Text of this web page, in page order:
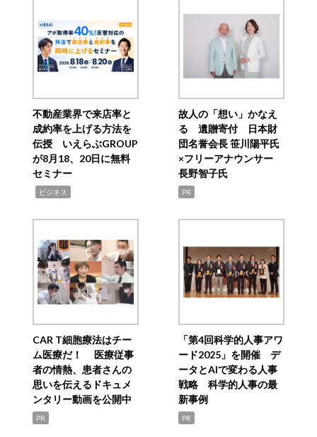
不動産業界で来店率と
成約率を上げる方法を
伝授 いえらぶGROUP
が8月18、20日に無料
セミナー
ビジネス
故人の「想い」かなえ
る 遺贈寄付 日本財
団名誉会長 笹川陽平氏
×フリーアナウンサー
長野智子氏
PR
CAR T細胞療法はチー
ム医療だ！ 医療従事
者の情熱、患者さんの
思いを伝えるドキュメ
ンタリー動画を公開中
PR
「第4回科学的人事アワ
ード2025」を開催 デ
ータとAIで変わる人事
戦略 科学的人事の最
新事例
PR